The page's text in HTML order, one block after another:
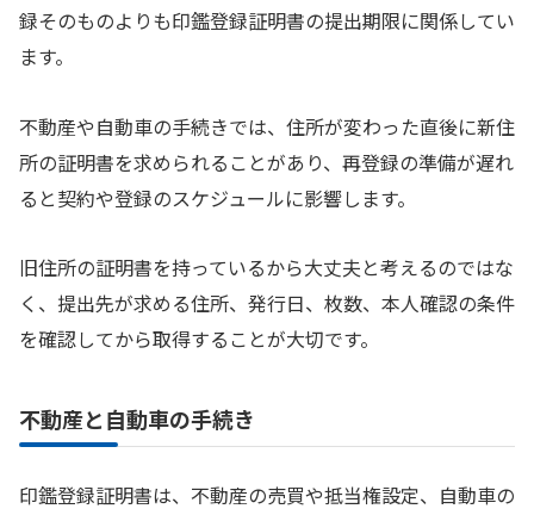
録そのものよりも印鑑登録証明書の提出期限に関係してい
ます。
不動産や自動車の手続きでは、住所が変わった直後に新住
所の証明書を求められることがあり、再登録の準備が遅れ
ると契約や登録のスケジュールに影響します。
旧住所の証明書を持っているから大丈夫と考えるのではな
く、提出先が求める住所、発行日、枚数、本人確認の条件
を確認してから取得することが大切です。
不動産と自動車の手続き
印鑑登録証明書は、不動産の売買や抵当権設定、自動車の